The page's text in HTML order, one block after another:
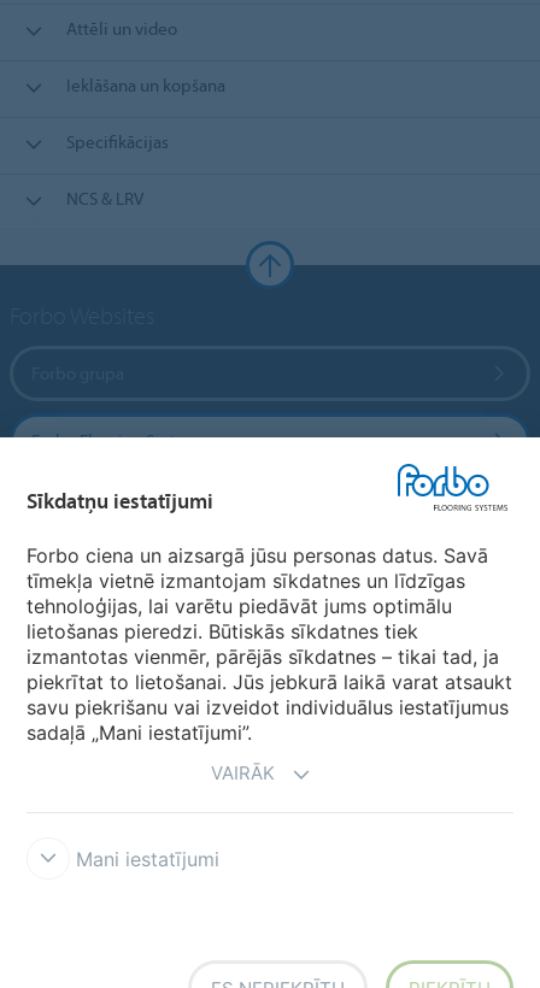
Attēli un video
Ieklāšana un kopšana
Specifikācijas
NCS & LRV
Forbo Flooring Systems
Forbo Movement Systems
Valstu mājas lapas
Izvēlēties valsti
Sīkdatņu iestatījumi
Forbo ciena un aizsargā jūsu personas datus. Savā
tīmekļa vietnē izmantojam sīkdatnes un līdzīgas
tehnoloģijas, lai varētu piedāvāt jums optimālu
lietošanas pieredzi. Būtiskās sīkdatnes tiek
izmantotas vienmēr, pārējās sīkdatnes – tikai tad, ja
piekrītat to lietošanai. Jūs jebkurā laikā varat atsaukt
savu piekrišanu vai izveidot individuālus iestatījumus
sadaļā „Mani iestatījumi”.
VAIRĀK
Mani iestatījumi